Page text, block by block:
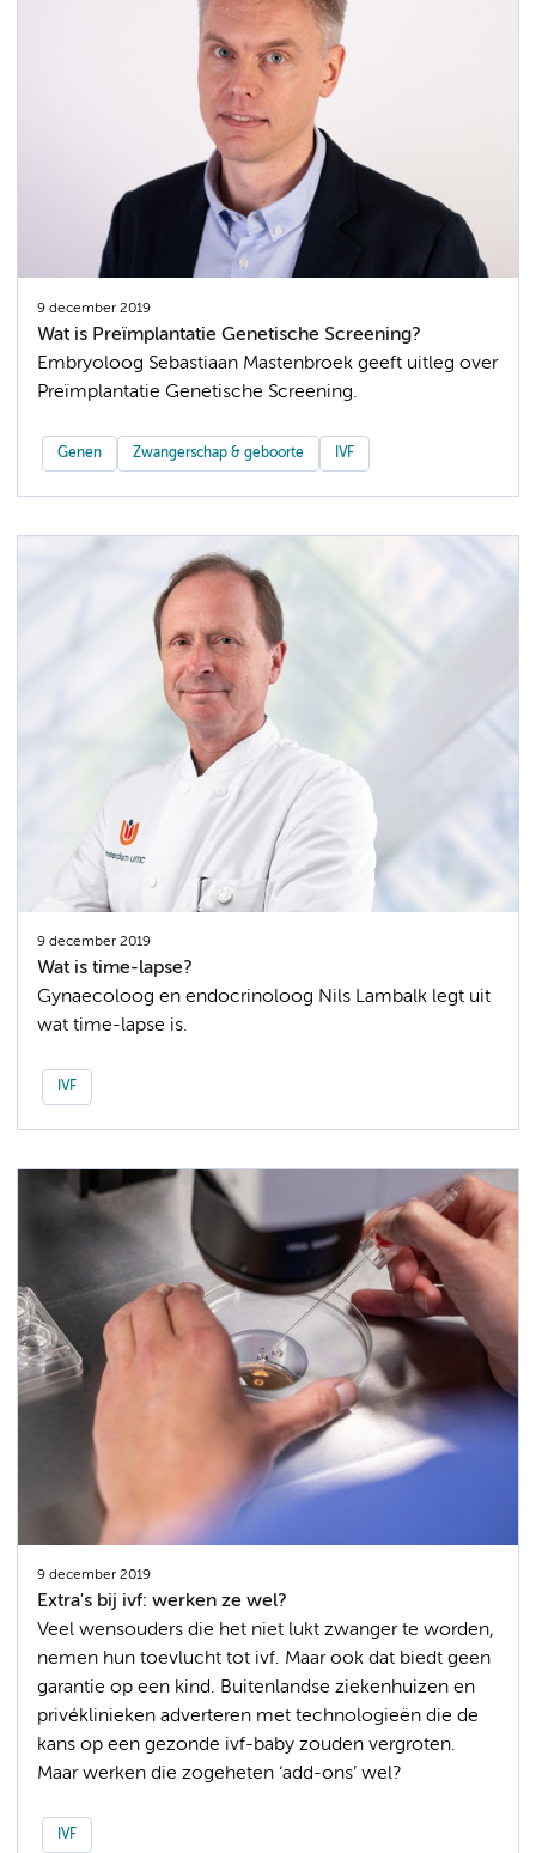
9 december 2019
Wat is Preïmplantatie Genetische Screening?
Embryoloog Sebastiaan Mastenbroek geeft uitleg over
Preïmplantatie Genetische Screening.
Genen Zwangerschap & geboorte IVF
9 december 2019
Wat is time-lapse?
Gynaecoloog en endocrinoloog Nils Lambalk legt uit
wat time-lapse is.
IVF
9 december 2019
Extra's bij ivf: werken ze wel?
Veel wensouders die het niet lukt zwanger te worden,
nemen hun toevlucht tot ivf. Maar ook dat biedt geen
garantie op een kind. Buitenlandse ziekenhuizen en
privéklinieken adverteren met technologieën die de
kans op een gezonde ivf-baby zouden vergroten.
Maar werken die zogeheten ‘add-ons’ wel?
IVF